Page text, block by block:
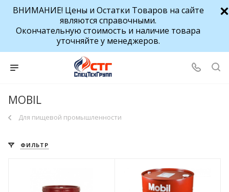
ВНИМАНИЕ! Цены и Остатки Товаров на сайте
являются справочными.
Окончательную стоимость и наличие товара
уточняйте у менеджеров.
MOBIL
Для пищевой промышленности
ФИЛЬТР